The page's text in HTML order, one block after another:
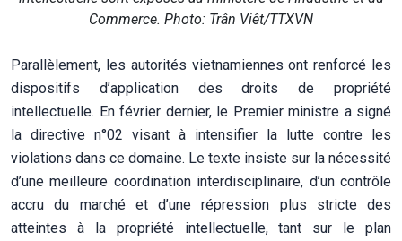
Commerce. Photo: Trân Viêt/TTXVN
Parallèlement, les autorités vietnamiennes ont renforcé les
dispositifs d’application des droits de propriété
intellectuelle. En février dernier, le Premier ministre a signé
la directive n°02 visant à intensifier la lutte contre les
violations dans ce domaine. Le texte insiste sur la nécessité
d’une meilleure coordination interdisciplinaire, d’un contrôle
accru du marché et d’une répression plus stricte des
atteintes à la propriété intellectuelle, tant sur le plan